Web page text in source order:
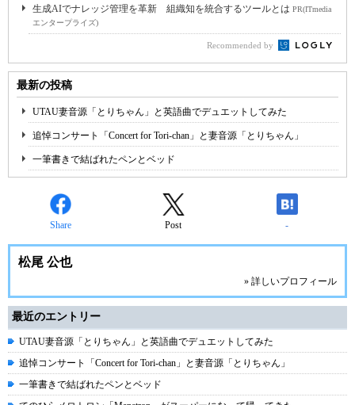
生成AIでナレッジ管理を革新 組織知を統合するツールとは PR(ITmedia
エンタープライズ)
Recommended by
最新の投稿
UTAU妻音源「とりちゃん」と英語曲でデュエットしてみた
追悼コンサート「Concert for Tori-chan」と妻音源「とりちゃん」
一筆書きで結ばれたペンとベッド
Share Post -
松尾 公也
» 詳しいプロフィール
最近のエントリー
UTAU妻音源「とりちゃん」と英語曲でデュエットしてみた
追悼コンサート「Concert for Tori-chan」と妻音源「とりちゃん」
一筆書きで結ばれたペンとベッド